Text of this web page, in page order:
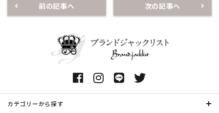
前の記事へ 次の記事へ
カテゴリーから探す